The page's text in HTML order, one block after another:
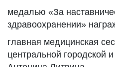
медалью «За
здравоохранении»
главная медицинская
центральной городской